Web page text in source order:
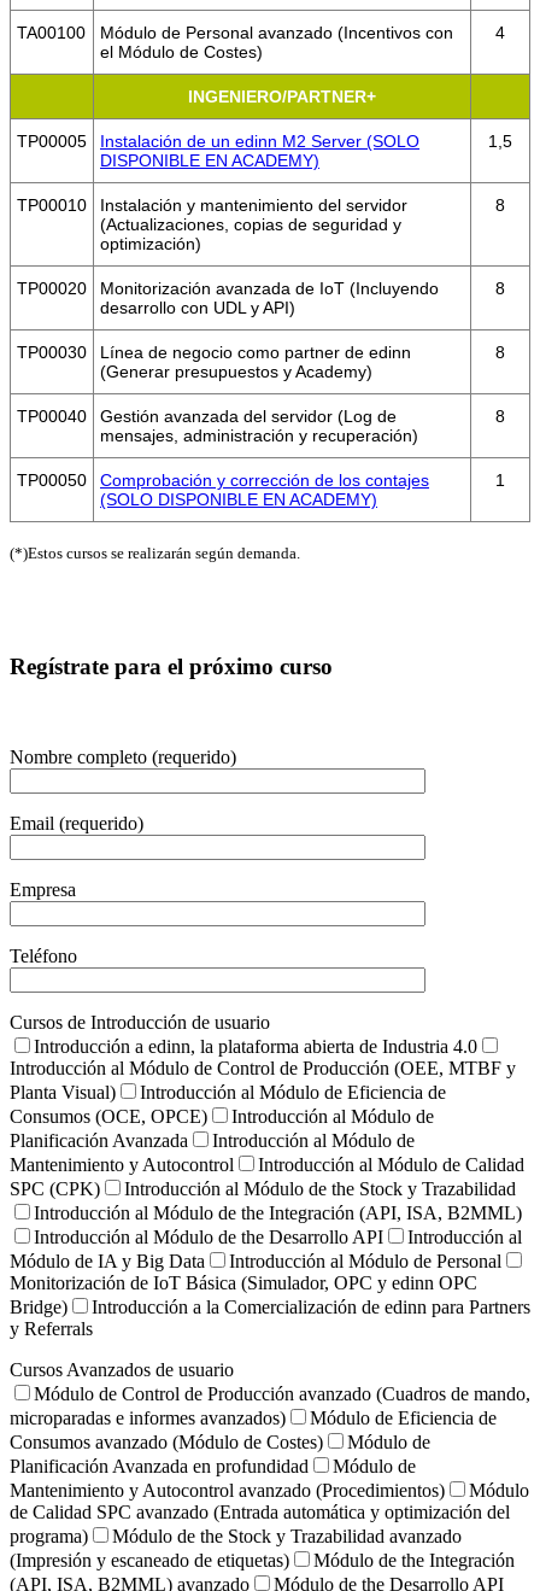
TA00100
Módulo de Personal avanzado (Incentivos con
el Módulo de Costes)
4
INGENIERO/PARTNER+
TP00005
Instalación de un edinn M2 Server (SOLO
DISPONIBLE EN ACADEMY)
1,5
TP00010
Instalación y mantenimiento del servidor
(Actualizaciones, copias de seguridad y
optimización)
8
TP00020
Monitorización avanzada de IoT (Incluyendo
desarrollo con UDL y API)
8
TP00030
Línea de negocio como partner de edinn
(Generar presupuestos y Academy)
8
TP00040
Gestión avanzada del servidor (Log de
mensajes, administración y recuperación)
8
TP00050
Comprobación y corrección de los contajes
(SOLO DISPONIBLE EN ACADEMY)
1
(*)Estos cursos se realizarán según demanda.
Regístrate para el próximo curso
Nombre completo (requerido)
Email (requerido)
Empresa
Teléfono
Cursos de Introducción de usuario
Introducción a edinn, la plataforma abierta de Industria 4.0
Introducción al Módulo de Control de Producción (OEE, MTBF y
Planta Visual)
Introducción al Módulo de Eficiencia de
Consumos (OCE, OPCE)
Introducción al Módulo de
Planificación Avanzada
Introducción al Módulo de
Mantenimiento y Autocontrol
Introducción al Módulo de Calidad
SPC (CPK)
Introducción al Módulo de the Stock y Trazabilidad
Introducción al Módulo de the Integración (API, ISA, B2MML)
Introducción al Módulo de the Desarrollo API
Introducción al
Módulo de IA y Big Data
Introducción al Módulo de Personal
Monitorización de IoT Básica (Simulador, OPC y edinn OPC
Bridge)
Introducción a la Comercialización de edinn para Partners
y Referrals
Cursos Avanzados de usuario
Módulo de Control de Producción avanzado (Cuadros de mando,
microparadas e informes avanzados)
Módulo de Eficiencia de
Consumos avanzado (Módulo de Costes)
Módulo de
Planificación Avanzada en profundidad
Módulo de
Mantenimiento y Autocontrol avanzado (Procedimientos)
Módulo
de Calidad SPC avanzado (Entrada automática y optimización del
programa)
Módulo de the Stock y Trazabilidad avanzado
(Impresión y escaneado de etiquetas)
Módulo de the Integración
(API, ISA, B2MML) avanzado
Módulo de the Desarrollo API